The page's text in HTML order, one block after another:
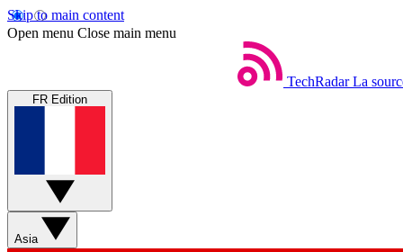
Skip to main content
Open menu Close main menu
TechRadar La
FR Edition
Asia